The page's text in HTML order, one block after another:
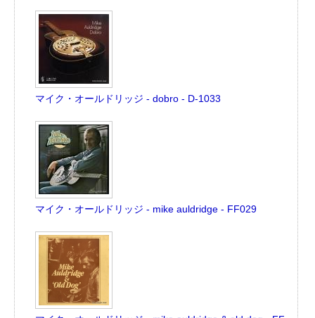
マイク・オールドリッジ - dobro - D-1033
マイク・オールドリッジ - mike auldridge - FF029